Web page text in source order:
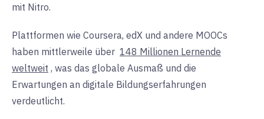
mit Nitro.
Plattformen wie Coursera, edX und andere MOOCs
haben mittlerweile über 148 Millionen Lernende
weltweit , was das globale Ausmaß und die
Erwartungen an digitale Bildungserfahrungen
verdeutlicht.